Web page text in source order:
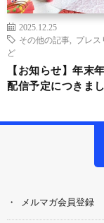
2025.12.25
その他の記事
プレス
ど
【お知らせ】年末
配信予定につきま
メルマガ会員登録